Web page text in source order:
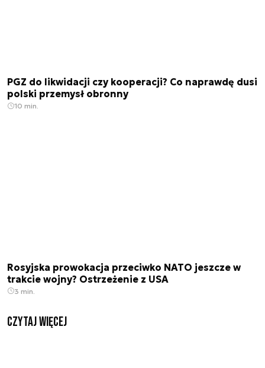
PGZ do likwidacji czy kooperacji? Co naprawdę dusi
polski przemysł obronny
10 min.
Rosyjska prowokacja przeciwko NATO jeszcze w
trakcie wojny? Ostrzeżenie z USA
3 min.
czytaj więcej